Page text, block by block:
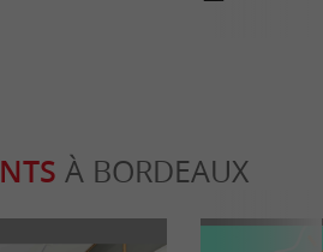
À BORDEAUX